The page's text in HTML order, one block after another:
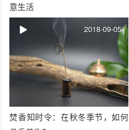
意生活
焚香知时令：在秋冬季节，如何
2018-09-05